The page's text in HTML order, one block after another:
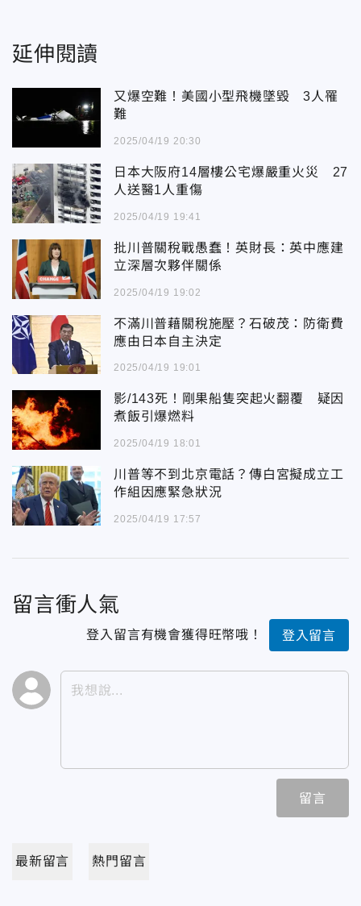
延伸閱讀
又爆空難！美國小型飛機墜毀 3人罹
難
2025/04/19 20:30
日本大阪府14層樓公宅爆嚴重火災 27
人送醫1人重傷
2025/04/19 19:41
批川普關稅戰愚蠢！英財長：英中應建
立深層次夥伴關係
2025/04/19 19:02
不滿川普藉關稅施壓？石破茂：防衛費
應由日本自主決定
2025/04/19 19:01
影/143死！剛果船隻突起火翻覆 疑因
煮飯引爆燃料
2025/04/19 18:01
川普等不到北京電話？傳白宮擬成立工
作組因應緊急狀況
2025/04/19 17:57
留言衝人氣
登入留言有機會獲得旺幣哦！ 登入留言
留言
最新留言 熱門留言